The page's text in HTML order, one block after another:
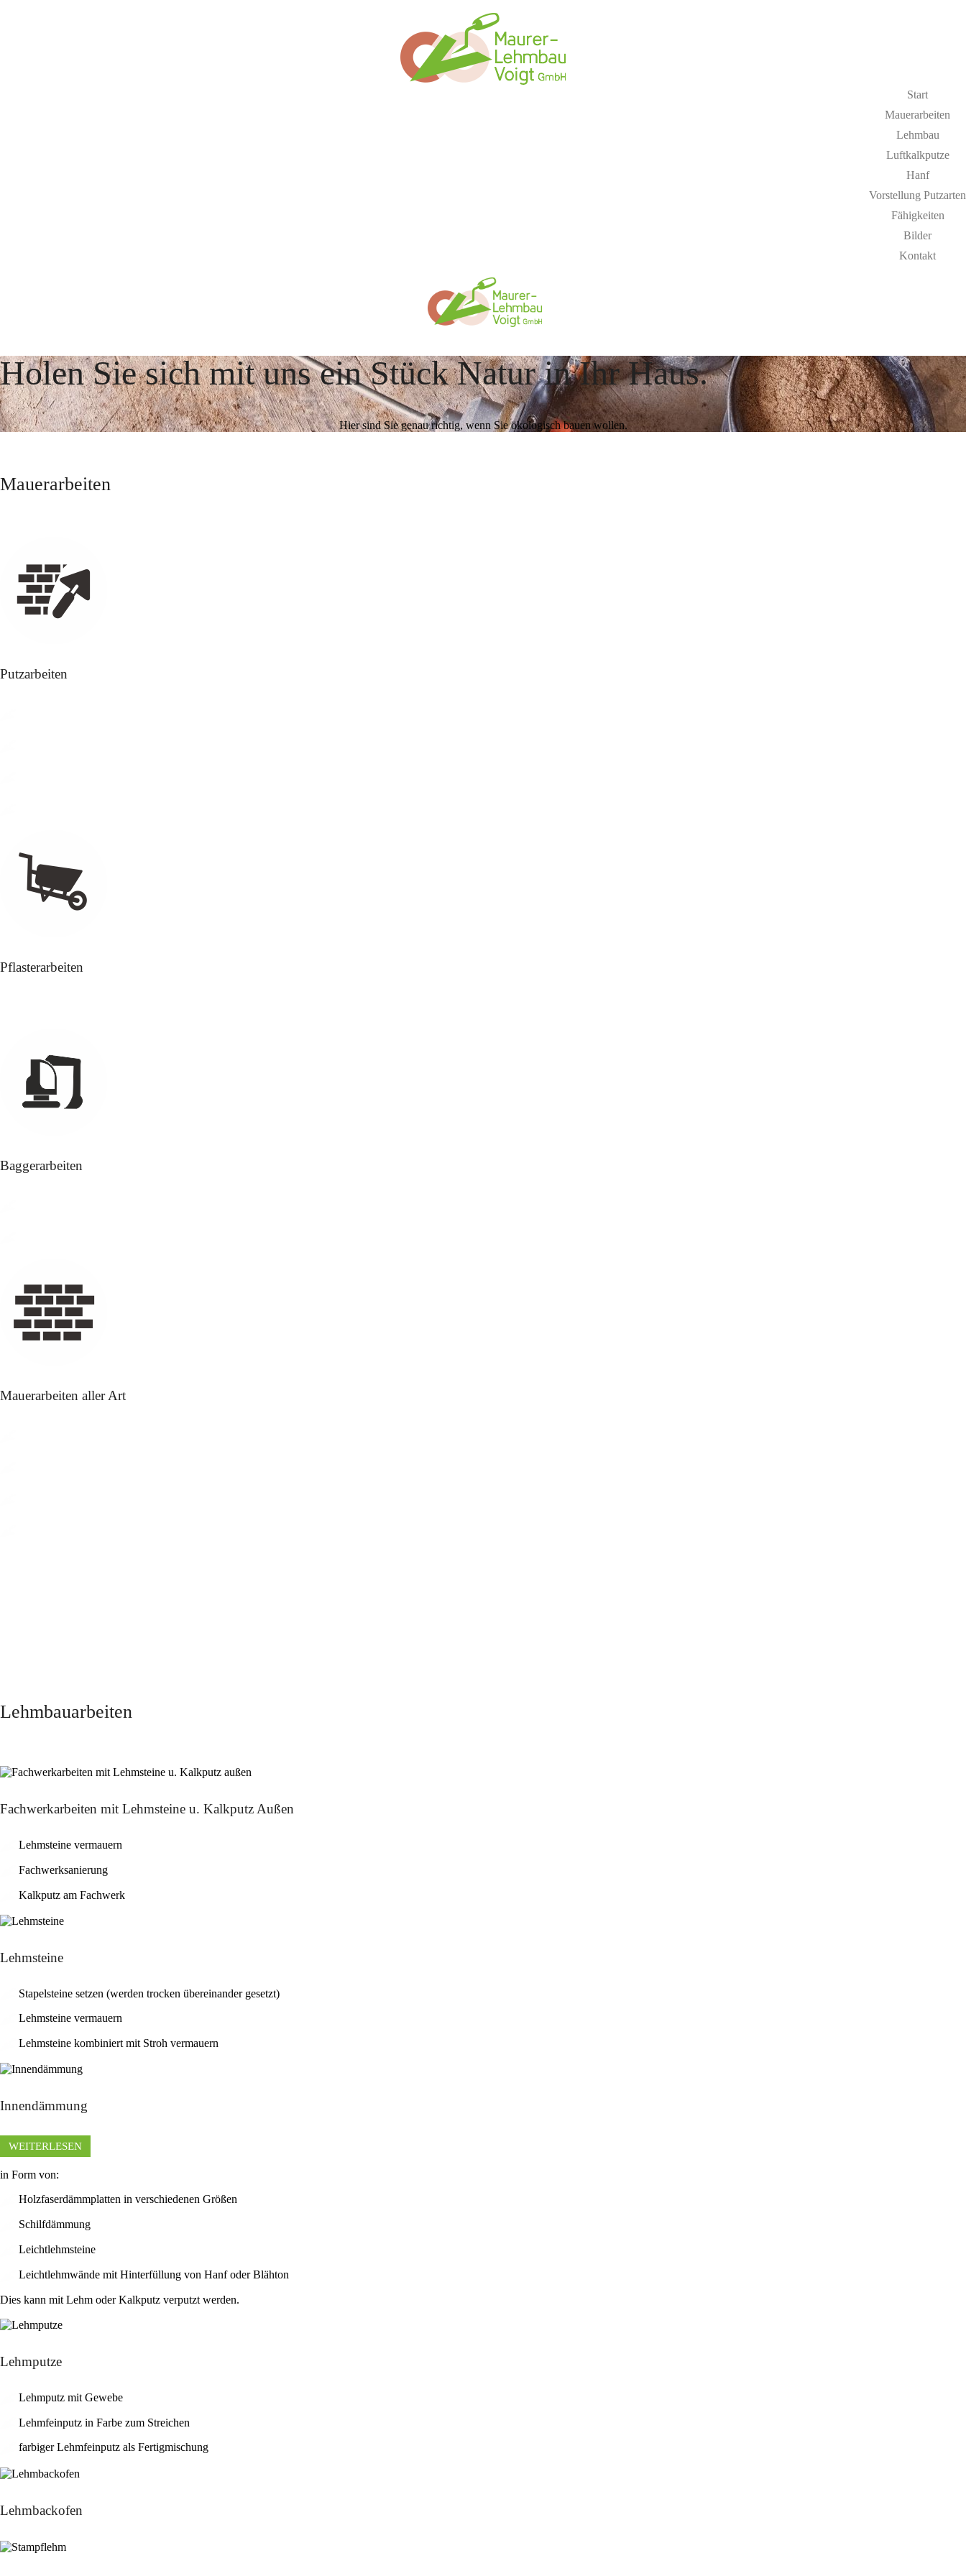
Start
Mauerarbeiten
Lehmbau
Luftkalkputze
Hanf
Vorstellung Putzarten
Fähigkeiten
Bilder
Kontakt
Holen Sie sich mit uns ein Stück Natur in Ihr Haus.
Hier sind Sie genau richtig, wenn Sie ökologisch bauen wollen.
Mauerarbeiten
Putzarbeiten
Pflasterarbeiten
Baggerarbeiten
Mauerarbeiten aller Art
Lehmbauarbeiten
Fachwerkarbeiten mit Lehmsteine u. Kalkputz Außen
Lehmsteine vermauern
Fachwerksanierung
Kalkputz am Fachwerk
Lehmsteine
Stapelsteine setzen (werden trocken übereinander gesetzt)
Lehmsteine vermauern
Lehmsteine kombiniert mit Stroh vermauern
Innendämmung
WEITERLESEN
in Form von:
Holzfaserdämmplatten in verschiedenen Größen
Schilfdämmung
Leichtlehmsteine
Leichtlehmwände mit Hinterfüllung von Hanf oder Blähton
Dies kann mit Lehm oder Kalkputz verputzt werden.
Lehmputze
Lehmputz mit Gewebe
Lehmfeinputz in Farbe zum Streichen
farbiger Lehmfeinputz als Fertigmischung
Lehmbackofen